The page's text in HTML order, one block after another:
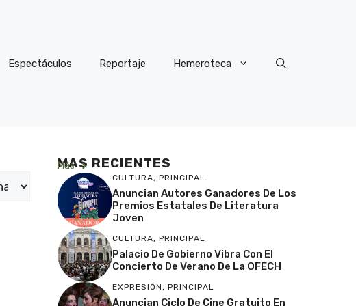
Espectáculos Reportaje Hemeroteca
MAS RECIENTES
Más
CULTURA, PRINCIPAL
Anuncian Autores Ganadores De Los
Premios Estatales De Literatura
Joven
CULTURA, PRINCIPAL
Palacio De Gobierno Vibra Con El
Concierto De Verano De La OFECH
EXPRESIÓN, PRINCIPAL
Anuncian Ciclo De Cine Gratuito En